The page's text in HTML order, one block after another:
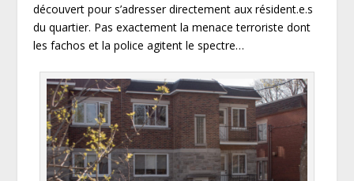
découvert pour s’adresser directement aux résident.e.s
du quartier. Pas exactement la menace terroriste dont
les fachos et la police agitent le spectre…